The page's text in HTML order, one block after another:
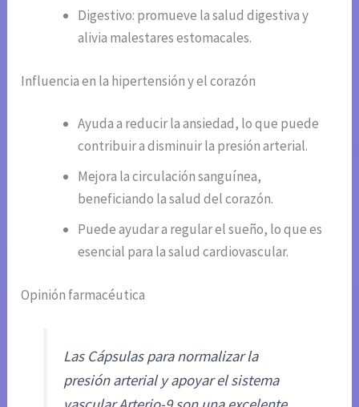
Digestivo: promueve la salud digestiva y
alivia malestares estomacales.
Influencia en la hipertensión y el corazón
Ayuda a reducir la ansiedad, lo que puede
contribuir a disminuir la presión arterial.
Mejora la circulación sanguínea,
beneficiando la salud del corazón.
Puede ayudar a regular el sueño, lo que es
esencial para la salud cardiovascular.
Opinión farmacéutica
Las Cápsulas para normalizar la
presión arterial y apoyar el sistema